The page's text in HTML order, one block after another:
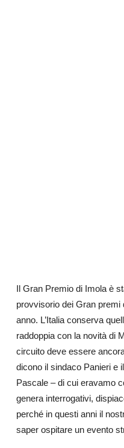
Il Gran Premio di Imola è
provvisorio dei Gran
anno. L’Italia conserva
raddoppia con la novità di
circuito deve essere
dicono il sindaco Panieri e
Pascale – di cui eravamo
genera interrogativi,
perché in questi anni il
saper ospitare un evento